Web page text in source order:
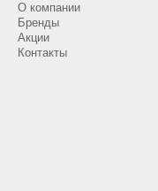
О компании
Бренды
Акции
Контакты